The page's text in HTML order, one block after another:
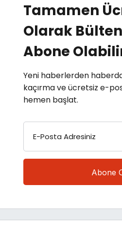
Tamamen
Olarak
Abone
Yeni haberlerden
kaçırma ve ücretsiz e-
hemen başlat.
E-Posta Adresiniz